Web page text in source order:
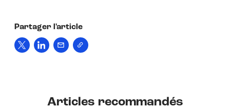
Partager l'article
Articles recommandés